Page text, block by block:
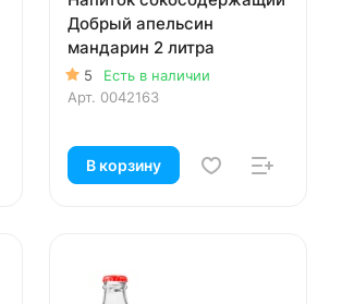
Добрый апельсин
мандарин 2 литра
5
Есть в наличии
Арт. 0042163
В корзину